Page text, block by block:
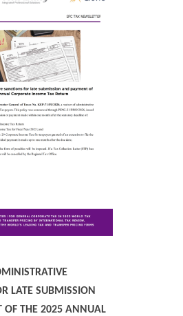
LATE SUBMISSION
OF THE 2025 ANNUAL